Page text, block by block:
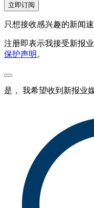
立即订阅
只想接收感兴趣的新闻
注册即表示我接受新报
保护声明 。
是， 我希望收到新报业